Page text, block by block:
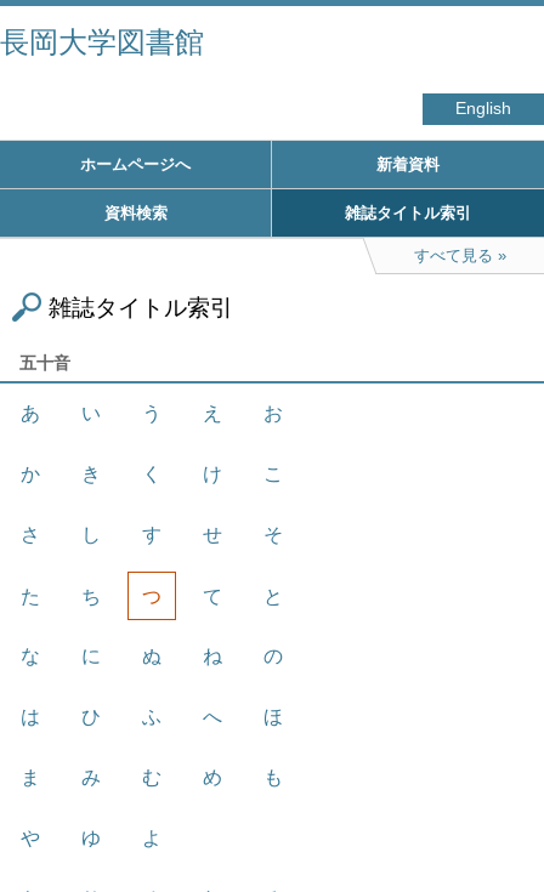
長岡大学図書館
English
ホームページへ 新着資料
資料検索 雑誌タイトル索引
すべて見る
雑誌タイトル索引
五十音
あ い う え お
か き く け こ
さ し す せ そ
た ち つ て と
な に ぬ ね の
は ひ ふ へ ほ
ま み む め も
や ゆ よ